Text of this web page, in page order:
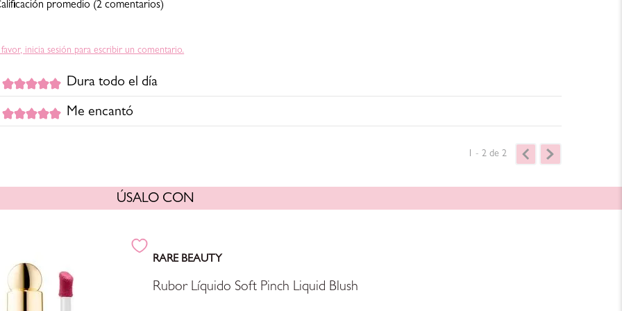
promedio (2 comentarios)
favor, inicia sesión para escribir un comentario.
Dura todo el día
por
me dura todo el día y se ve bonito lo recomiendo
Me encantó
1 - 2 de 2
ÚSALO CON
RARE BEAUTY
Rubor Líquido Soft Pinch Liquid Blush